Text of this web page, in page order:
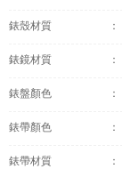
錶殼材質 ：
錶鏡材質 ：
錶盤顏色 ：
錶帶顏色 ：
錶帶材質 ：